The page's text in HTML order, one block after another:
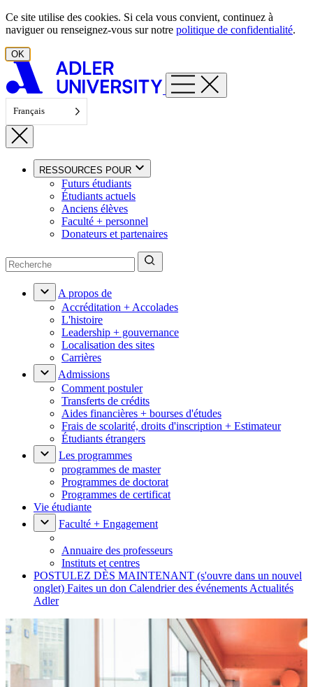
Aller au contenu
Ce site utilise des cookies. Si cela vous convient, continuez à
naviguer ou renseignez-vous sur notre politique de confidentialité.
OK
Français
RESSOURCES POUR
Futurs étudiants
Étudiants actuels
Anciens élèves
Faculté + personnel
Donateurs et partenaires
A propos de
Accréditation + Accolades
L'histoire
Leadership + gouvernance
Localisation des sites
Carrières
Admissions
Comment postuler
Transferts de crédits
Aides financières + bourses d'études
Frais de scolarité, droits d'inscription + Estimateur
Étudiants étrangers
Les programmes
programmes de master
Programmes de doctorat
Programmes de certificat
Vie étudiante
Faculté + Engagement
Annuaire des professeurs
Instituts et centres
POSTULEZ DÈS MAINTENANT (s'ouvre dans un nouvel
onglet) Faites un don Calendrier des événements Actualités
Adler